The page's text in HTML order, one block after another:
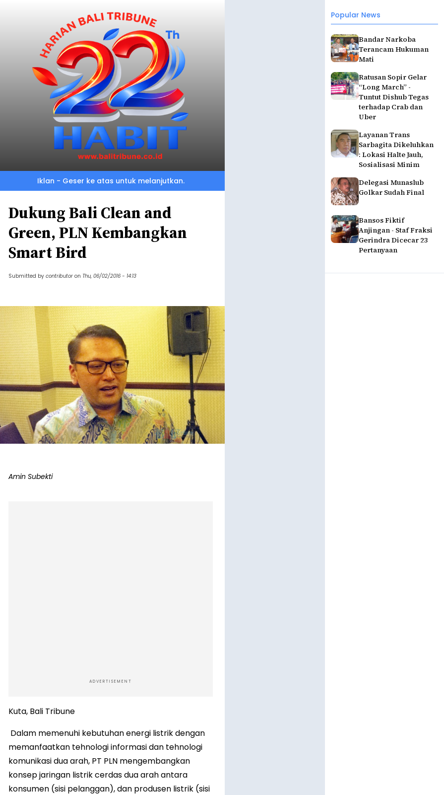
Popular News
Bandar Narkoba
Terancam Hukuman
Mati
Ratusan Sopir Gelar
“Long March” -
Tuntut Dishub Tegas
terhadap Crab dan
Uber
Layanan Trans
Sarbagita Dikeluhkan
: Lokasi Halte Jauh,
Sosialisasi Minim
Delegasi Munaslub
Golkar Sudah Final
Bansos Fiktif
Anjingan - Staf Fraksi
Gerindra Dicecar 23
Pertanyaan
Iklan - Geser ke atas untuk melanjutkan.
Dukung Bali Clean and
Green, PLN Kembangkan
Smart Bird
Submitted by contributor on Thu, 06/02/2016 - 14:13
Amin Subekti
ADVERTISEMENT
Kuta, Bali Tribune
Dalam memenuhi kebutuhan energi listrik dengan
memanfaatkan tehnologi informasi dan tehnologi
komunikasi dua arah, PT PLN mengembangkan
konsep jaringan listrik cerdas dua arah antara
konsumen (sisi pelanggan), dan produsen listrik (sisi